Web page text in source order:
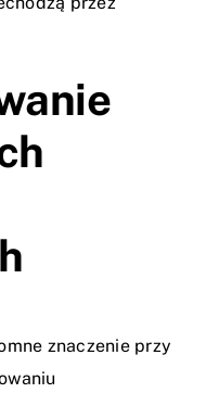
znaczenie przy